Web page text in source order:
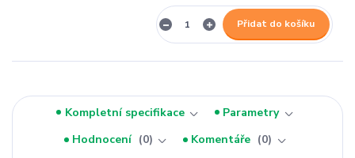
Přidat do košíku
Kompletní specifikace
Parametry
Hodnocení
0 Komentáře
0